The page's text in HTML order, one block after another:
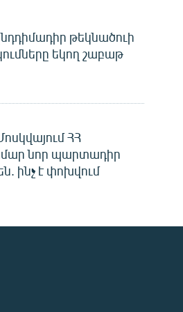
թեկնածուի
եկող շաբաթ
ՀՀ
նոր պարտադիր
ինչ է փոխվում